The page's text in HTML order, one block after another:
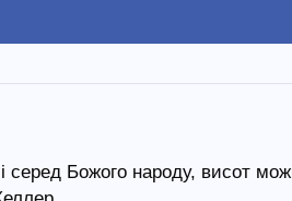
серед Божого народу, висот